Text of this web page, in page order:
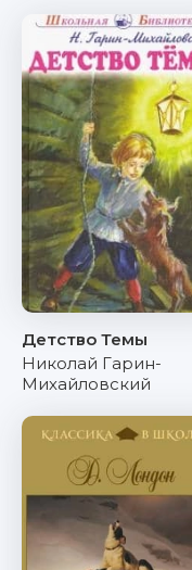
Детство Темы
Николай Гарин-
Михайловский